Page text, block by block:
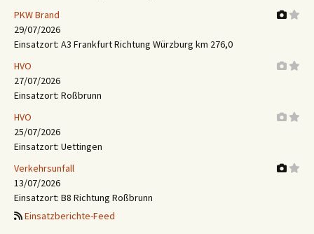
PKW Brand
29/07/2026
Einsatzort: A3 Frankfurt Richtung Würzburg km 276,0
HVO
27/07/2026
Einsatzort: Roßbrunn
HVO
25/07/2026
Einsatzort: Uettingen
Verkehrsunfall
13/07/2026
Einsatzort: B8 Richtung Roßbrunn
Einsatzberichte-Feed